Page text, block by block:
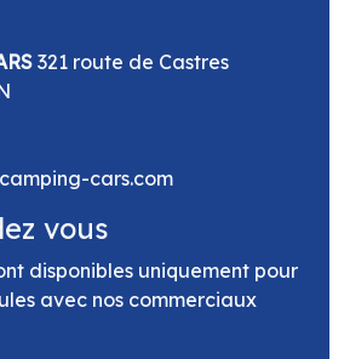
321 route de Castres
cars.com
vous
disponibles uniquement pour
avec nos commerciaux